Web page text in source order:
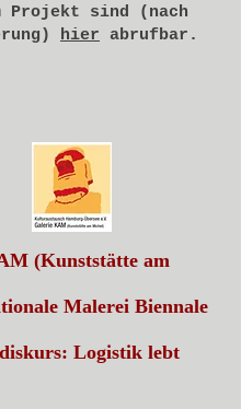
Projekt sind (nach
hier abrufbar.
(Kunststätte am
Malerei Biennale
Logistik lebt